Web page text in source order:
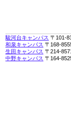
駿河台キャンパス 〒101-
和泉キャンパス 〒168-
生田キャンパス 〒214-
中野キャンパス 〒164-